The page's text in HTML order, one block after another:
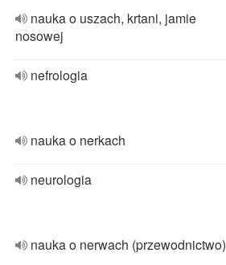
nauka o uszach, krtani, jamie
nosowej
nefrologia
nauka o nerkach
neurologia
nauka o nerwach (przewodnictwo)